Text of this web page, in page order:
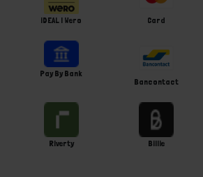
iDEAL | Wero Card
Pay By Bank
Bancontact
Riverty Billie